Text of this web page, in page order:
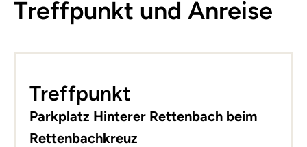
Treffpunkt und Anreise
−
Treffpunkt
Parkplatz Hinterer Rettenbach beim
Rettenbachkreuz